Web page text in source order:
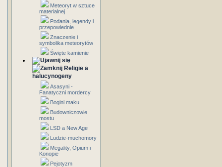
Meteoryt w sztuce
materialnej
Podania, legendy i
przepowiednie
Znaczenie i
symbolika meteorytów
Święte kamienie
Religie a
halucynogeny
Asasyni -
Fanatyczni mordercy
Bogini maku
Budowniczowie
mostu
LSD a New Age
Ludzie-muchomory
Megality, Opium i
Konopie
Pejotyzm